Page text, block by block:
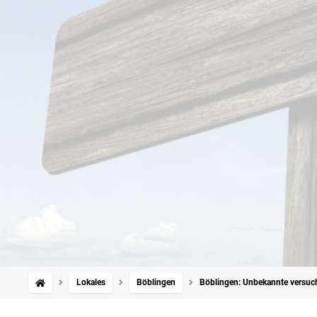
Lokales Böblingen Böblingen: Unbekannte